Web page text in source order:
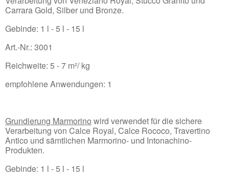
Carrara Gold, Silber und Bronze.
Gebinde: 1 l - 5 l - 15 l
Art.-Nr.: 3001
Reichweite: 5 - 7 m²/ kg
empfohlene Anwendungen: 1
Grundierung Marmorino wird verwendet für die sichere
Verarbeitung von Calce Royal, Calce Rococo, Travertino
Antico und sämtlichen Marmorino- und Intonachino-
Produkten.
Gebinde: 1 l - 5 l - 15 l